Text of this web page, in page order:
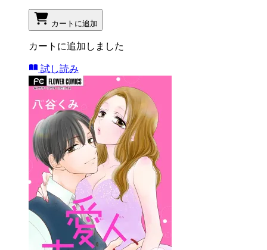
カートに追加
カートに追加しました
試し読み